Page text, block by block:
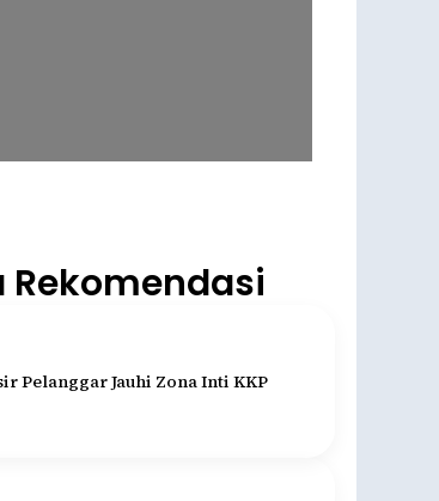
Rekomendasi
Pelanggar Jauhi Zona Inti KKP